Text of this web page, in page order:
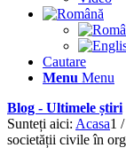
Cautare
Menu Menu
Blog - Ultimele știri
Sunteți aici: Acasa1 /
societății civile în